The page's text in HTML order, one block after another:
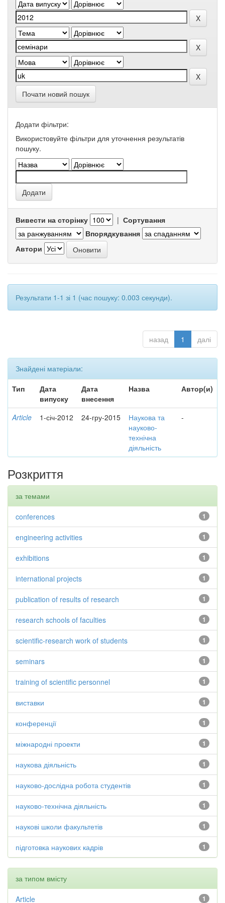
Почати новий пошук
Додати фільтри:
Використовуйте фільтри для уточнення результатів
пошуку.
Вивести на сторінку | Сортування
Впорядкування
Автори
Результати 1-1 зі 1 (час пошуку: 0.003 секунди).
назад 1 далі
Знайдені матеріали:
Тип
Дата
випуску
Дата
внесення
Назва Автор(и)
Article 1-січ-2012 24-гру-2015
Наукова та
науково-
технічна
діяльність
-
Розкриття
за темами
1
conferences
1
engineering activities
1
exhibitions
1
international projects
1
publication of results of research
1
research schools of faculties
1
scientific-research work of students
1
seminars
1
training of scientific personnel
1
виставки
1
конференції
1
міжнародні проекти
1
наукова діяльність
1
науково-дослідна робота студентів
1
науково-технічна діяльність
1
наукові школи факультетів
1
підготовка наукових кадрів
за типом вмісту
1
Article